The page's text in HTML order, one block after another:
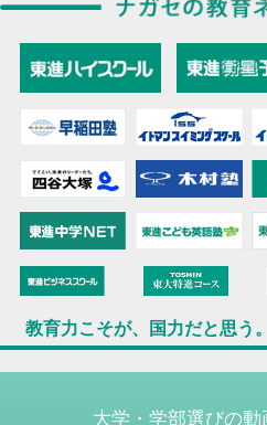
教育力こそが、国力だと思う。
大学・学部選びの